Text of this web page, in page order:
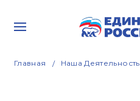
Главная Наша Деятельность